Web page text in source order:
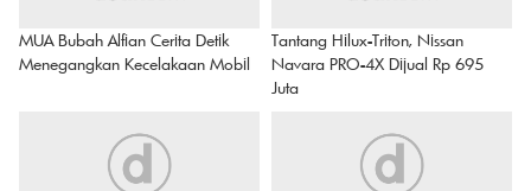
MUA Bubah Alfian Cerita Detik
Menegangkan Kecelakaan Mobil
Tantang Hilux-Triton, Nissan
Navara PRO-4X Dijual Rp 695
Juta